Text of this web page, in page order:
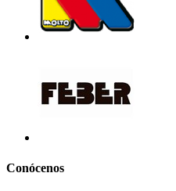
Conócenos